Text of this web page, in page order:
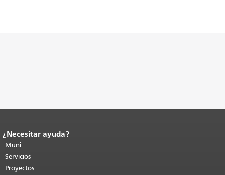
Fin del contenido de la página.
de esta página se repite en todas las
páginas.Volver al principio del
contenido principal
¿Necesitar ayuda?
Muni
Servicios
Proyectos